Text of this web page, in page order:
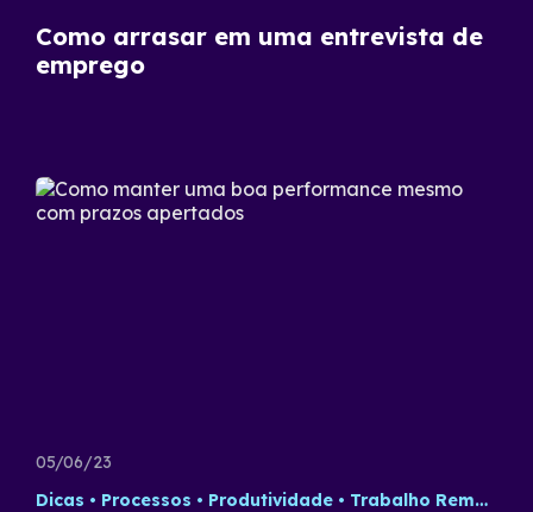
Como arrasar em uma entrevista de
emprego
05/06/23
Dicas
Processos Produtividade Trabalho Remoto